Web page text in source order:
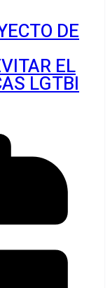
DE
EL
LGTBI